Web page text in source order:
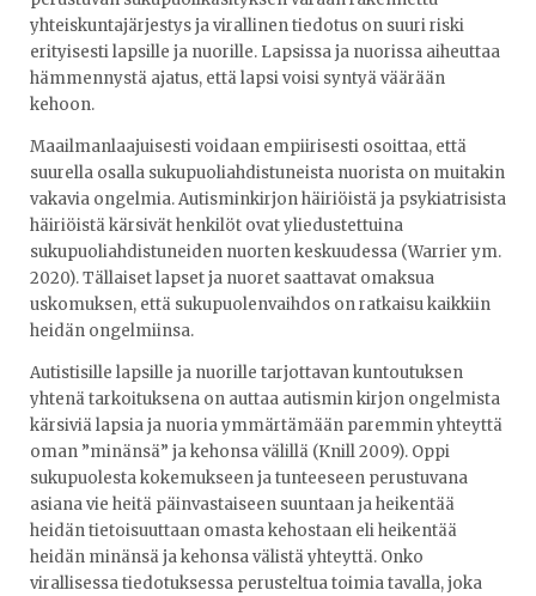
yhteiskuntajärjestys ja virallinen tiedotus on suuri riski
erityisesti lapsille ja nuorille. Lapsissa ja nuorissa aiheuttaa
hämmennystä ajatus, että lapsi voisi syntyä väärään
kehoon.
Maailmanlaajuisesti voidaan empiirisesti osoittaa, että
suurella osalla sukupuoliahdistuneista nuorista on muitakin
vakavia ongelmia. Autisminkirjon häiriöistä ja psykiatrisista
häiriöistä kärsivät henkilöt ovat yliedustettuina
sukupuoliahdistuneiden nuorten keskuudessa (Warrier ym.
2020). Tällaiset lapset ja nuoret saattavat omaksua
uskomuksen, että sukupuolenvaihdos on ratkaisu kaikkiin
heidän ongelmiinsa.
Autistisille lapsille ja nuorille tarjottavan kuntoutuksen
yhtenä tarkoituksena on auttaa autismin kirjon ongelmista
kärsiviä lapsia ja nuoria ymmärtämään paremmin yhteyttä
oman ”minänsä” ja kehonsa välillä (Knill 2009). Oppi
sukupuolesta kokemukseen ja tunteeseen perustuvana
asiana vie heitä päinvastaiseen suuntaan ja heikentää
heidän tietoisuuttaan omasta kehostaan eli heikentää
heidän minänsä ja kehonsa välistä yhteyttä. Onko
virallisessa tiedotuksessa perusteltua toimia tavalla, joka